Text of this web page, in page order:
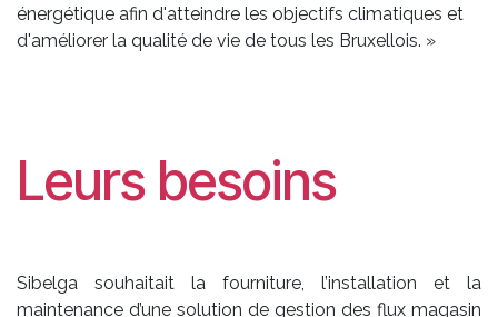
énergétique afin d'atteindre les objectifs climatiques et
d'améliorer la qualité de vie de tous les Bruxellois. »
Leurs besoins
Sibelga souhaitait la fourniture, l’installation et la
maintenance d’une solution de gestion des flux magasin